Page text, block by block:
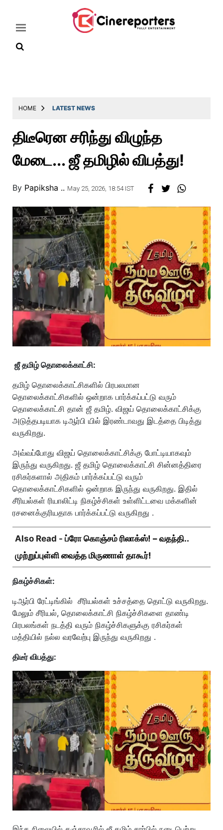
Latest
Throwback
Television
Photos
Story
HOME LATEST NEWS
திடீரென சரிந்து விழுந்த
மேடை... ஜீ தமிழில் விபத்து!
By Papiksha .. May 25, 2026, 18:54 IST
ஜீ தமிழ் தொலைக்காட்சி:
தமிழ் தொலைக்காட்சிகளில் பிரபலமான
தொலைக்காட்சிகளில் ஒன்றாக பார்க்கப்பட்டு வரும்
தொலைக்காட்சி தான் ஜீ தமிழ். விஜய் தொலைக்காட்சிக்கு
அடுத்தபடியாக டிஆர்பி யில் இரண்டாவது இடத்தை பிடித்து
வருகிறது.
அவ்வப்போது விஜய் தொலைக்காட்சிக்கு போட்டியாகவும்
இருந்து வருகிறது. ஜீ தமிழ் தொலைக்காட்சி சின்னத்திரை
ரசிகர்களால் அதிகம் பார்க்கப்பட்டு வரும்
தொலைக்காட்சிகளில் ஒன்றாக இருந்து வருகிறது. இதில்
சீரியல்கள் ரியாலிட்டி நிகழ்ச்சிகள் உள்ளிட்டவை மக்களின்
ரசனைக்குரியதாக பார்க்கப்பட்டு வருகிறது .
Also Read - ப்ரோ கொஞ்சம் ரிலாக்ஸ்! – வதந்தி..
முற்றுப்புள்ளி வைத்த மிருணாள் தாகூர்!
நிகழ்ச்சிகள்:
டிஆர்பி ரேட்டிங்கில் சீரியல்கள் உச்சத்தை தொட்டு வருகிறது.
மேலும் சீரியல், தொலைக்காட்சி நிகழ்ச்சிகளை தாண்டி
பிரபலங்கள் நடத்தி வரும் நிகழ்ச்சிகளுக்கு ரசிகர்கள்
மத்தியில் நல்ல வரவேற்பு இருந்து வருகிறது .
திடீர் விபத்து: